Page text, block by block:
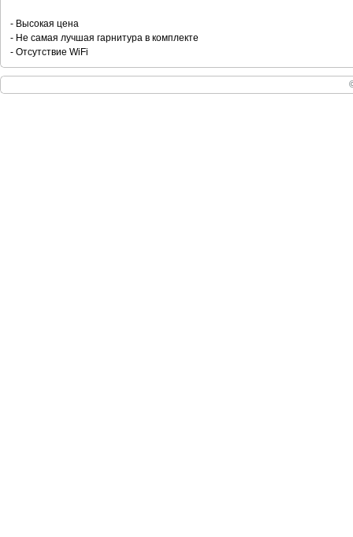
- Высокая цена
- Не самая лучшая гарнитура в комплекте
- Отсутствие WiFi